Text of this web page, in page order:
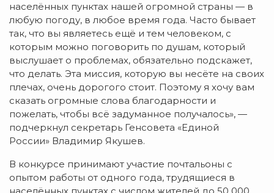
населённых пунктах нашей огромной страны — в
любую погоду, в любое время года. Часто бывает
так, что вы являетесь ещё и тем человеком, с
которым можно поговорить по душам, который
выслушает о проблемах, обязательно подскажет,
что делать. Эта миссия, которую вы несёте на своих
плечах, очень дорогого стоит. Поэтому я хочу вам
сказать огромные слова благодарности и
пожелать, чтобы всё задуманное получалось», —
подчеркнул секретарь Генсовета «Единой
России» Владимир Якушев.
В конкурсе принимают участие почтальоны с
опытом работы от одного года, трудящиеся в